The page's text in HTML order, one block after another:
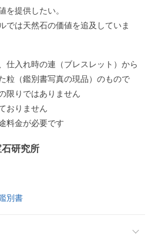
を提供したい。
では天然石の価値を追及していま
仕入れ時の連（ブレスレット）から
粒（鑑別書写真の現品）のもので
限りではありません
おりません
料金が必要です
研究所
別書